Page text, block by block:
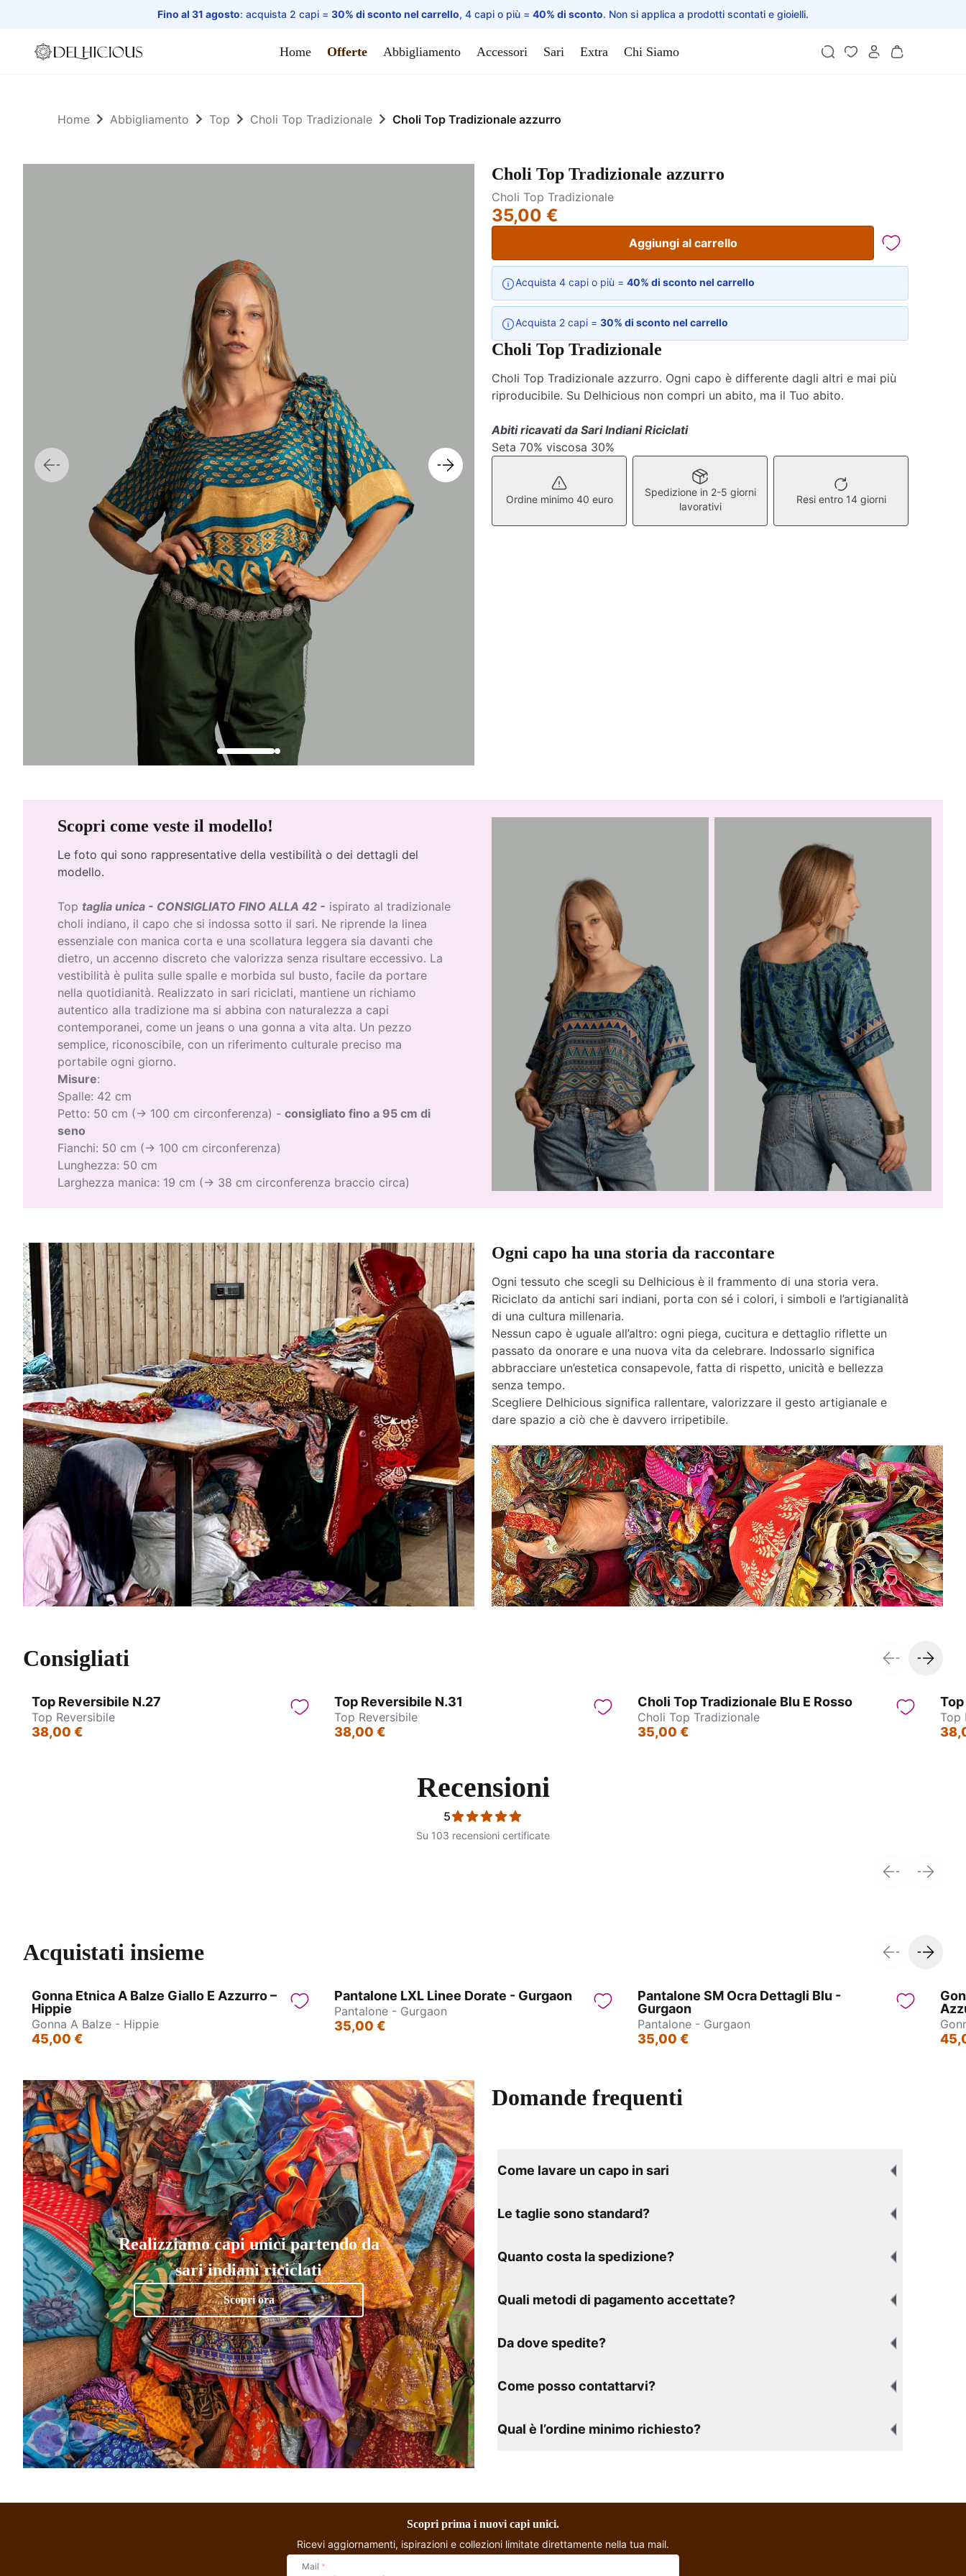
Fino al 31 agosto: acquista 2 capi = 30% di sconto nel carrello, 4 capi o più = 40% di sconto. Non si applica a prodotti scontati e gioielli.
Home
Home Offerte Abbigliamento Accessori Sari Extra Chi Siamo
Home Abbigliamento Top Choli Top Tradizionale Choli Top Tradizionale azzurro
Choli Top Tradizionale azzurro
Choli Top Tradizionale
35,00 €
Aggiungi al carrello
Acquista 4 capi o più = 40% di sconto nel carrello
Acquista 2 capi = 30% di sconto nel carrello
Choli Top Tradizionale
Choli Top Tradizionale azzurro. Ogni capo è differente dagli altri e mai più
riproducibile. Su Delhicious non compri un abito, ma il Tuo abito.
Abiti ricavati da Sari Indiani Riciclati
Seta 70% viscosa 30%
Ordine minimo 40 euro
Spedizione in 2-5 giorni
lavorativi
Resi entro 14 giorni
Scopri come veste il modello!
Le foto qui sono rappresentative della vestibilità o dei dettagli del
modello.
Top taglia unica - CONSIGLIATO FINO ALLA 42 - ispirato al tradizionale
choli indiano, il capo che si indossa sotto il sari. Ne riprende la linea
essenziale con manica corta e una scollatura leggera sia davanti che
dietro, un accenno discreto che valorizza senza risultare eccessivo. La
vestibilità è pulita sulle spalle e morbida sul busto, facile da portare
nella quotidianità. Realizzato in sari riciclati, mantiene un richiamo
autentico alla tradizione ma si abbina con naturalezza a capi
contemporanei, come un jeans o una gonna a vita alta. Un pezzo
semplice, riconoscibile, con un riferimento culturale preciso ma
portabile ogni giorno.
Misure:
Spalle: 42 cm
Petto: 50 cm (→ 100 cm circonferenza) - consigliato fino a 95 cm di
seno
Fianchi: 50 cm (→ 100 cm circonferenza)
Lunghezza: 50 cm
Larghezza manica: 19 cm (→ 38 cm circonferenza braccio circa)
Ogni capo ha una storia da raccontare
Ogni tessuto che scegli su Delhicious è il frammento di una storia vera.
Riciclato da antichi sari indiani, porta con sé i colori, i simboli e l’artigianalità
di una cultura millenaria.
Nessun capo è uguale all’altro: ogni piega, cucitura e dettaglio riflette un
passato da onorare e una nuova vita da celebrare. Indossarlo significa
abbracciare un’estetica consapevole, fatta di rispetto, unicità e bellezza
senza tempo.
Scegliere Delhicious significa rallentare, valorizzare il gesto artigianale e
dare spazio a ciò che è davvero irripetibile.
Consigliati
Top Reversibile N.27
Top Reversibile
38,00 €
Top Reversibile N.31
Top Reversibile
38,00 €
Choli Top Tradizionale Blu E Rosso
Choli Top Tradizionale
35,00 €
Top
Recensioni
5
Su 103 recensioni certificate
Acquistati insieme
Gonna Etnica A Balze Giallo E Azzurro –
Hippie
Gonna A Balze - Hippie
45,00 €
Pantalone LXL Linee Dorate - Gurgaon
Pantalone - Gurgaon
35,00 €
Pantalone SM Ocra Dettagli Blu -
Gurgaon
Pantalone - Gurgaon
35,00 €
Realizziamo capi unici partendo da
sari indiani riciclati
Scopri ora
Domande frequenti
Come lavare un capo in sari
Le taglie sono standard?
Quanto costa la spedizione?
Quali metodi di pagamento accettate?
Da dove spedite?
Come posso contattarvi?
Qual è l’ordine minimo richiesto?
Scopri prima i nuovi capi unici.
Ricevi aggiornamenti, ispirazioni e collezioni limitate direttamente nella tua mail.
Mail *